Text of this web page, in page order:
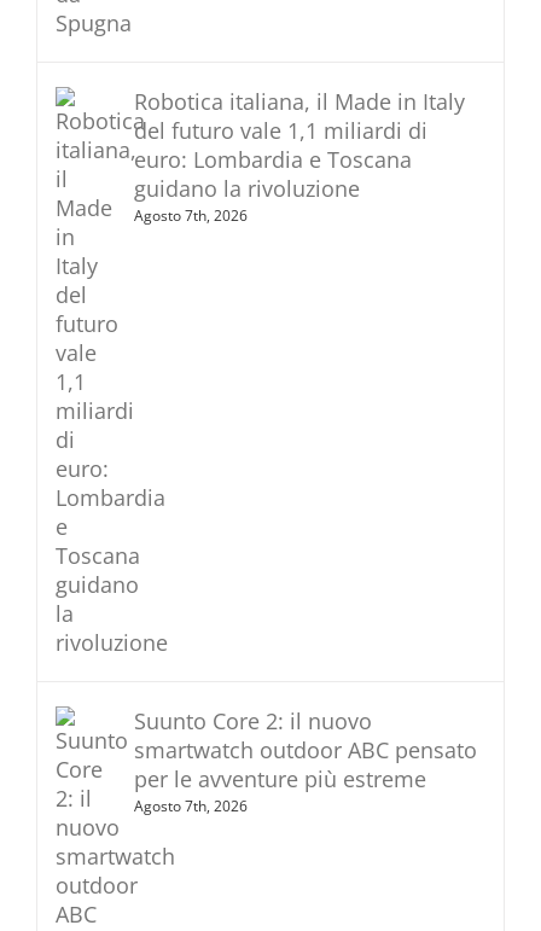
Robotica italiana, il Made in Italy
del futuro vale 1,1 miliardi di
euro: Lombardia e Toscana
guidano la rivoluzione
Agosto 7th, 2026
Suunto Core 2: il nuovo
smartwatch outdoor ABC pensato
per le avventure più estreme
Agosto 7th, 2026